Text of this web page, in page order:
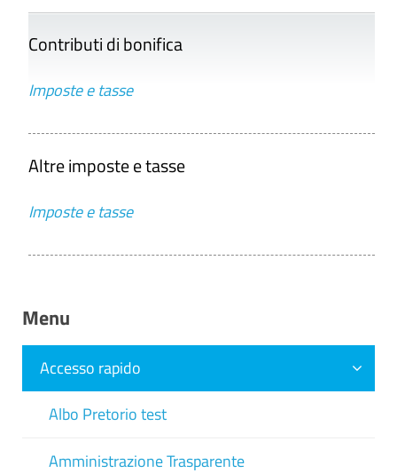
Contributi di bonifica
Imposte e tasse
Altre imposte e tasse
Imposte e tasse
Menu
Accesso rapido
Albo Pretorio test
Amministrazione Trasparente